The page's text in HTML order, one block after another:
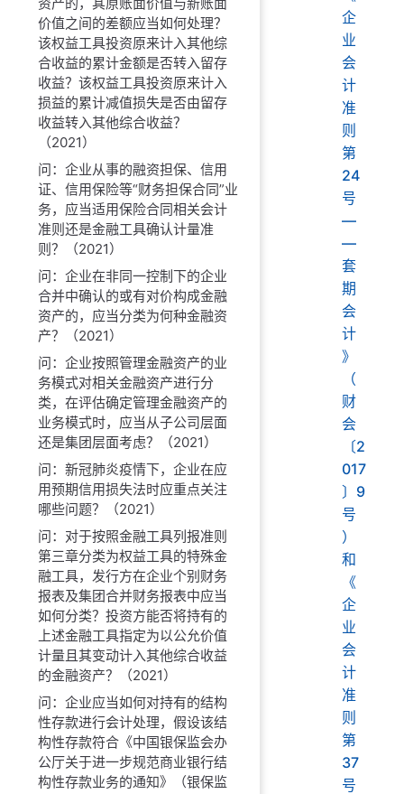
价值之间的差额应当如何处理？
该权益工具投资原来计入其他综
合收益的累计金额是否转入留存
收益？该权益工具投资原来计入
损益的累计减值损失是否由留存
收益转入其他综合收益？
（2021）
问：企业从事的融资担保、信用
证、信用保险等“财务担保合同”业
务，应当适用保险合同相关会计
准则还是金融工具确认计量准
则？（2021）
问：企业在非同一控制下的企业
合并中确认的或有对价构成金融
资产的，应当分类为何种金融资
产？（2021）
问：企业按照管理金融资产的业
务模式对相关金融资产进行分
类，在评估确定管理金融资产的
业务模式时，应当从子公司层面
还是集团层面考虑？（2021）
问：新冠肺炎疫情下，企业在应
用预期信用损失法时应重点关注
哪些问题？（2021）
问：对于按照金融工具列报准则
第三章分类为权益工具的特殊金
融工具，发行方在企业个别财务
报表及集团合并财务报表中应当
如何分类？投资方能否将持有的
上述金融工具指定为以公允价值
计量且其变动计入其他综合收益
的金融资产？（2021）
问：企业应当如何对持有的结构
性存款进行会计处理，假设该结
构性存款符合《中国银保监会办
公厅关于进一步规范商业银行结
构性存款业务的通知》（银保监
企
业
会
计
准
则
第
24
号
—
—
套
期
会
计
》
（
财
会
〔2
017
〕9
号
）
和
《
企
业
会
计
准
则
第
37
号